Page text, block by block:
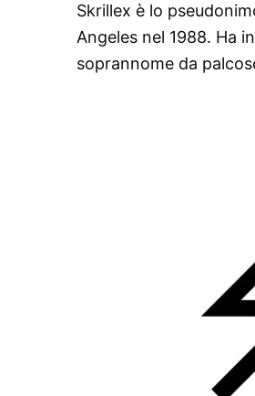
Skrillex è lo
Angeles nel 1988. Ha
soprannome da